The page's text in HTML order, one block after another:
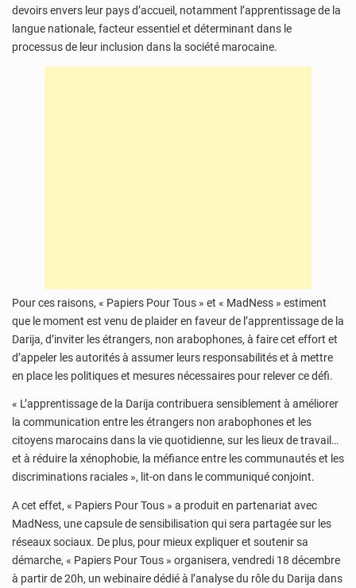
devoirs envers leur pays d’accueil, notamment l’apprentissage de la
langue nationale, facteur essentiel et déterminant dans le
processus de leur inclusion dans la société marocaine.
Pour ces raisons, « Papiers Pour Tous » et « MadNess » estiment
que le moment est venu de plaider en faveur de l’apprentissage de la
Darija, d’inviter les étrangers, non arabophones, à faire cet effort et
d’appeler les autorités à assumer leurs responsabilités et à mettre
en place les politiques et mesures nécessaires pour relever ce défi.
« L’apprentissage de la Darija contribuera sensiblement à améliorer
la communication entre les étrangers non arabophones et les
citoyens marocains dans la vie quotidienne, sur les lieux de travail…
et à réduire la xénophobie, la méfiance entre les communautés et les
discriminations raciales », lit-on dans le communiqué conjoint.
A cet effet, « Papiers Pour Tous » a produit en partenariat avec
MadNess, une capsule de sensibilisation qui sera partagée sur les
réseaux sociaux. De plus, pour mieux expliquer et soutenir sa
démarche, « Papiers Pour Tous » organisera, vendredi 18 décembre
à partir de 20h, un webinaire dédié à l’analyse du rôle du Darija dans